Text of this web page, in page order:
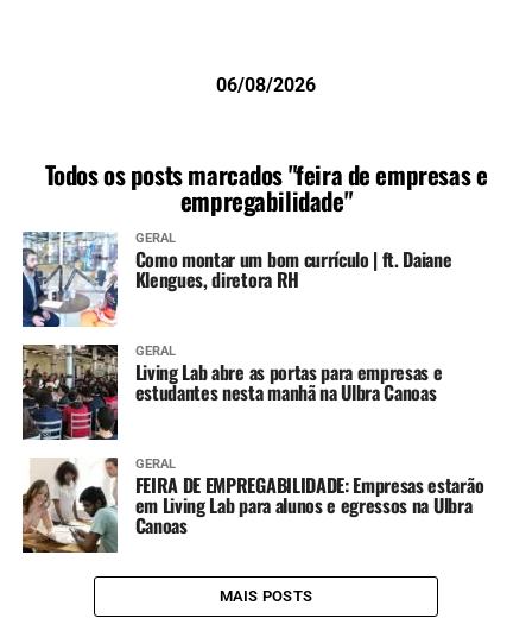
06/08/2026
Todos os posts marcados "feira de empresas e
empregabilidade"
GERAL
Como montar um bom currículo | ft. Daiane
Klengues, diretora RH
GERAL
Living Lab abre as portas para empresas e
estudantes nesta manhã na Ulbra Canoas
GERAL
FEIRA DE EMPREGABILIDADE: Empresas estarão
em Living Lab para alunos e egressos na Ulbra
Canoas
MAIS POSTS